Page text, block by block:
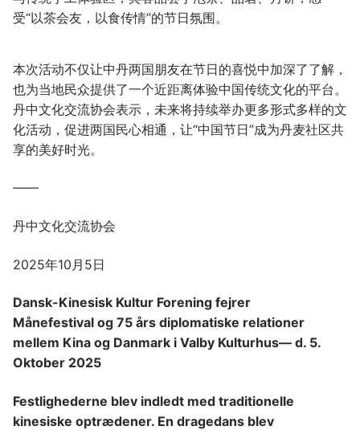
受“以茶会友，以食传情”的节日氛围。
本次活动不仅让中丹两国朋友在节日的喜悦中加深了了解，
也为当地民众提供了一个近距离体验中国传统文化的平台。
丹中文化交流协会表示，未来将持续举办更多形式多样的文
化活动，促进两国民心相通，让“中国节日”成为丹麦社区共
享的美好时光。
——
丹中文化交流协会
2025年10月5日
Dansk-Kinesisk Kultur Forening fejrer
Månefestival og 75 års diplomatiske relationer
mellem Kina og Danmark i Valby Kulturhus— d. 5.
Oktober 2025
Festlighederne blev indledt med traditionelle
kinesiske optrædener. En dragedans blev